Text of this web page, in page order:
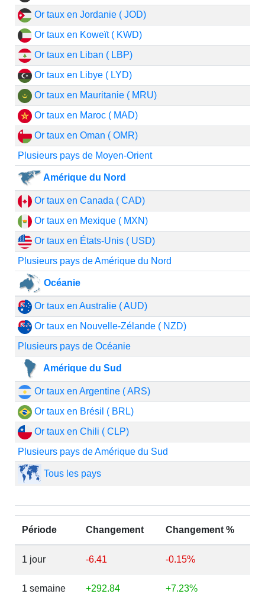
Or taux en Jordanie ( JOD)
Or taux en Koweït ( KWD)
Or taux en Liban ( LBP)
Or taux en Libye ( LYD)
Or taux en Mauritanie ( MRU)
Or taux en Maroc ( MAD)
Or taux en Oman ( OMR)
Plusieurs pays de Moyen-Orient
Amérique du Nord
Or taux en Canada ( CAD)
Or taux en Mexique ( MXN)
Or taux en États-Unis ( USD)
Plusieurs pays de Amérique du Nord
Océanie
Or taux en Australie ( AUD)
Or taux en Nouvelle-Zélande ( NZD)
Plusieurs pays de Océanie
Amérique du Sud
Or taux en Argentine ( ARS)
Or taux en Brésil ( BRL)
Or taux en Chili ( CLP)
Plusieurs pays de Amérique du Sud
Tous les pays
Période Changement Changement %
1 jour -6.41 -0.15%
1 semaine +292.84 +7.23%